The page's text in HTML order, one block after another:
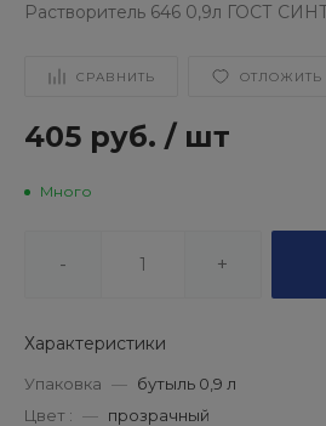
Растворитель 646 0,9л ГОСТ
СРАВНИТЬ ОТЛОЖИТЬ
405 руб. / шт
Много
- +
Характеристики
Упаковка — бутыль 0,9 л
Цвет : — прозрачный